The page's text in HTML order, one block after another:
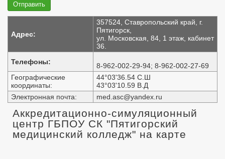
Адрес:
357524, Ставропольский край, г.
Пятигорск,
ул. Московская, 84, 1 этаж, кабинет
36.
Телефоны:
8-962-002-29-94; 8-962-002-27-69
Географические
координаты:
44°03'36.54 С.Ш
43°03'10.59 В.Д
Электронная почта:
med.asc@yandex.ru
Аккредитационно-симуляционный
центр ГБПОУ СК "Пятигорский
медицинский колледж" на карте